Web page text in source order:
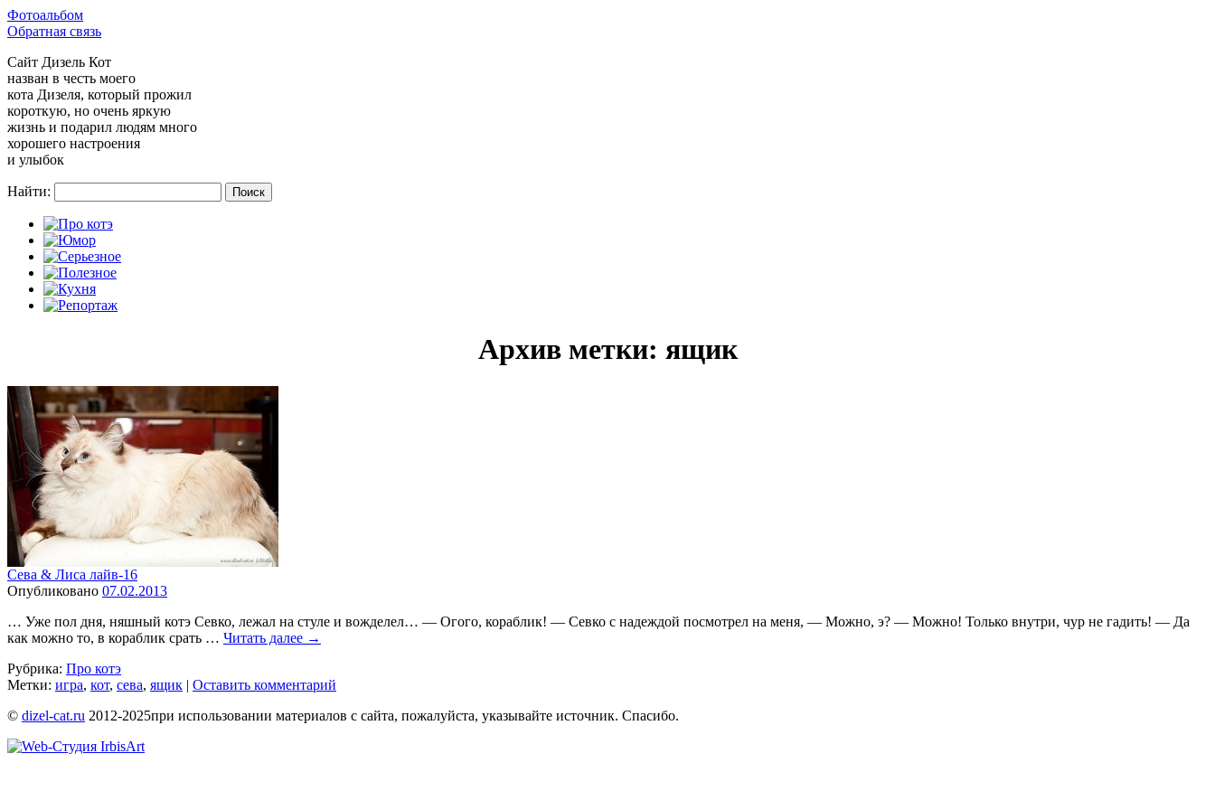
Фотоальбом
Обратная связь
Сайт Дизель Кот
назван в честь моего
кота Дизеля, который прожил
короткую, но очень яркую
жизнь и подарил людям много
хорошего настроения
и улыбок
Найти:
Архив метки: ящик
Сева & Лиса лайв-16
Опубликовано 07.02.2013
… Уже пол дня, няшный котэ Севко, лежал на стуле и вожделел… — Огого, кораблик! — Севко с надеждой посмотрел на меня, — Можно, э? — Можно! Только внутри, чур не гадить! — Да
как можно то, в кораблик срать … Читать далее →
Рубрика: Про котэ
Метки: игра, кот, сева, ящик | Оставить комментарий
© dizel-cat.ru 2012-2025при использовании материалов с сайта, пожалуйста, указывайте источник. Спасибо.